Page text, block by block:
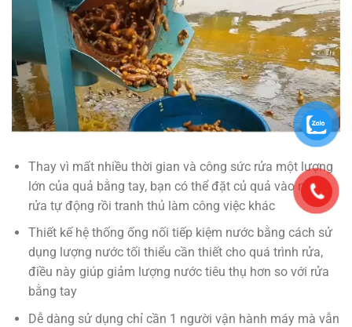
Thay vì mất nhiều thời gian và công sức rửa một lượng
lớn của quả bằng tay, bạn có thể đặt củ quả vào máy
rửa tự động rồi tranh thủ làm công việc khác
Thiết kế hệ thống ống nối tiếp kiệm nước bằng cách sử
dụng lượng nước tối thiểu cần thiết cho quá trình rửa,
điều này giúp giảm lượng nước tiêu thụ hơn so với rửa
bằng tay
Dễ dàng sử dụng chỉ cần 1 người vận hành máy mà vẫn